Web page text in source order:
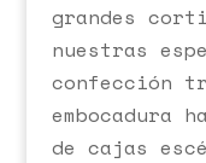
grandes
nuestras
confección
embocadura
de cajas